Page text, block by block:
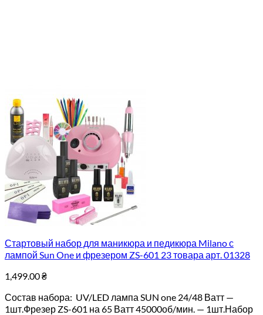
Стартовый набор для маникюра и педикюра Milano с
лампой Sun One и фрезером ZS-601 23 товара арт. 01328
1,499.00₴
Состав набора: UV/LED лампа SUN one 24/48 Ватт —
1шт.Фрезер ZS-601 на 65 Ватт 45000об/мин. — 1шт.Набор